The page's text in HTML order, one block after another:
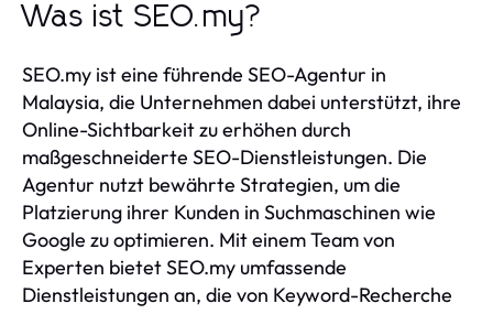
Was ist SEO.my?
SEO.my ist eine führende SEO-Agentur in
Malaysia, die Unternehmen dabei unterstützt, ihre
Online-Sichtbarkeit zu erhöhen durch
maßgeschneiderte SEO-Dienstleistungen. Die
Agentur nutzt bewährte Strategien, um die
Platzierung ihrer Kunden in Suchmaschinen wie
Google zu optimieren. Mit einem Team von
Experten bietet SEO.my umfassende
Dienstleistungen an, die von Keyword-Recherche